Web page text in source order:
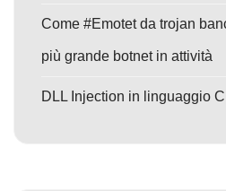
Come #Emotet da trojan
più grande botnet in attività
DLL Injection in linguaggio C